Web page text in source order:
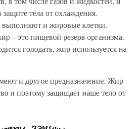
тела от охлаждения.
и жировые клетки.
– это пищевой резерв организма.
голодать, жир используется на
и другое предназначение. Жир
и поэтому защищает наше тело от